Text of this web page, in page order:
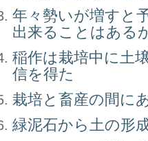
年々勢いが増すと
出来ることはある
稲作は栽培中に土
信を得た
栽培と畜産の間に
緑泥石から土の形